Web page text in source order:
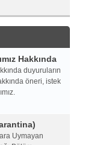
Hakkında
duyuruların
öneri, istek
Uymayan